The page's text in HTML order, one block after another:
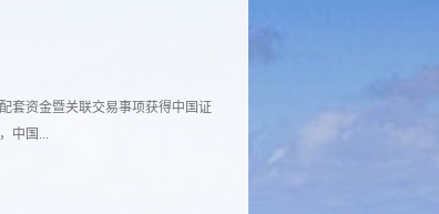
套资金暨关联交易事项获得中国证
中国...